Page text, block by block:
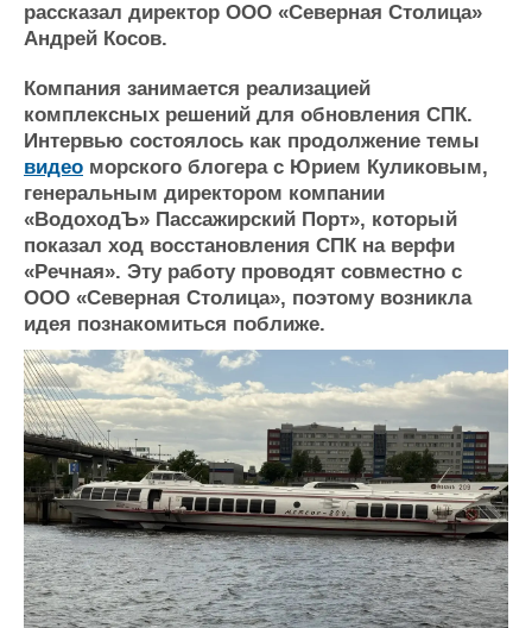
Пульс
Новости
Репутация
Работа
Крюинг
Журнал
Реклама
Доска объявлений
Изделия
Материалы
Услуги
Конференции
Выставки и семинары
Словарь
Флот
Галерея флота
Все службы
рассказал директор ООО «Северная Столица»
Андрей Косов.
Компания занимается реализацией
комплексных решений для обновления СПК.
Интервью состоялось как продолжение темы
видео морского блогера с Юрием Куликовым,
генеральным директором компании
«ВодоходЪ» Пассажирский Порт», который
показал ход восстановления СПК на верфи
«Речная». Эту работу проводят совместно с
ООО «Северная Столица», поэтому возникла
идея познакомиться поближе.